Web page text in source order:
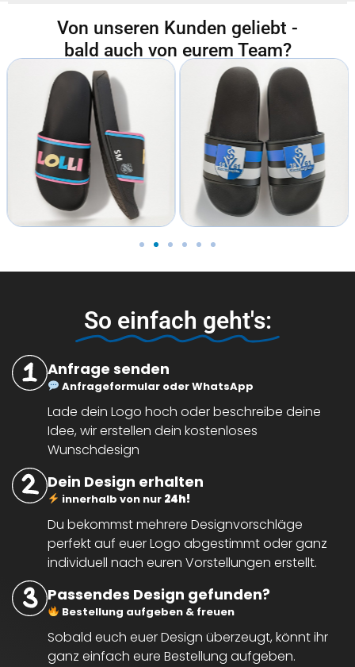
Von unseren Kunden geliebt -
bald auch von eurem Team?
So einfach geht's:
Anfrage senden
Anfrageformular oder WhatsApp
Lade dein Logo hoch oder beschreibe deine
Idee, wir erstellen dein kostenloses
Wunschdesign
Dein Design erhalten
innerhalb von nur 24h!
Du bekommst mehrere Designvorschläge
perfekt auf euer Logo abgestimmt oder ganz
individuell nach euren Vorstellungen erstellt.
Passendes Design gefunden?
Bestellung aufgeben & freuen
Sobald euch euer Design überzeugt, könnt ihr
ganz einfach eure Bestellung aufgeben.